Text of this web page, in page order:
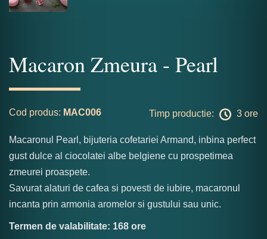
Macaron Zmeura - Pearl
Cod produs: MAC006 Timp productie: 3 ore
Macaronul Pearl, bijuteria cofetariei Armand, inbina perfect
gust dulce al ciocolatei albe belgiene cu prospetimea
zmeurei proaspete.
Savurat alaturi de cafea si povesti de iubire, macaronul
incanta prin armonia aromelor si gustului sau unic.
Termen de valabilitate: 168 ore